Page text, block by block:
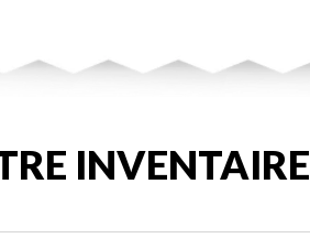
INVENTAIRE